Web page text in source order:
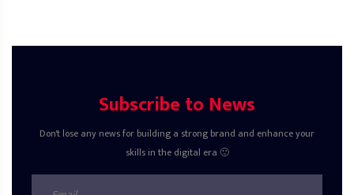
Subscribe to News
Don't lose any news for building a strong brand and enhance your
skills in the digital era 🙂